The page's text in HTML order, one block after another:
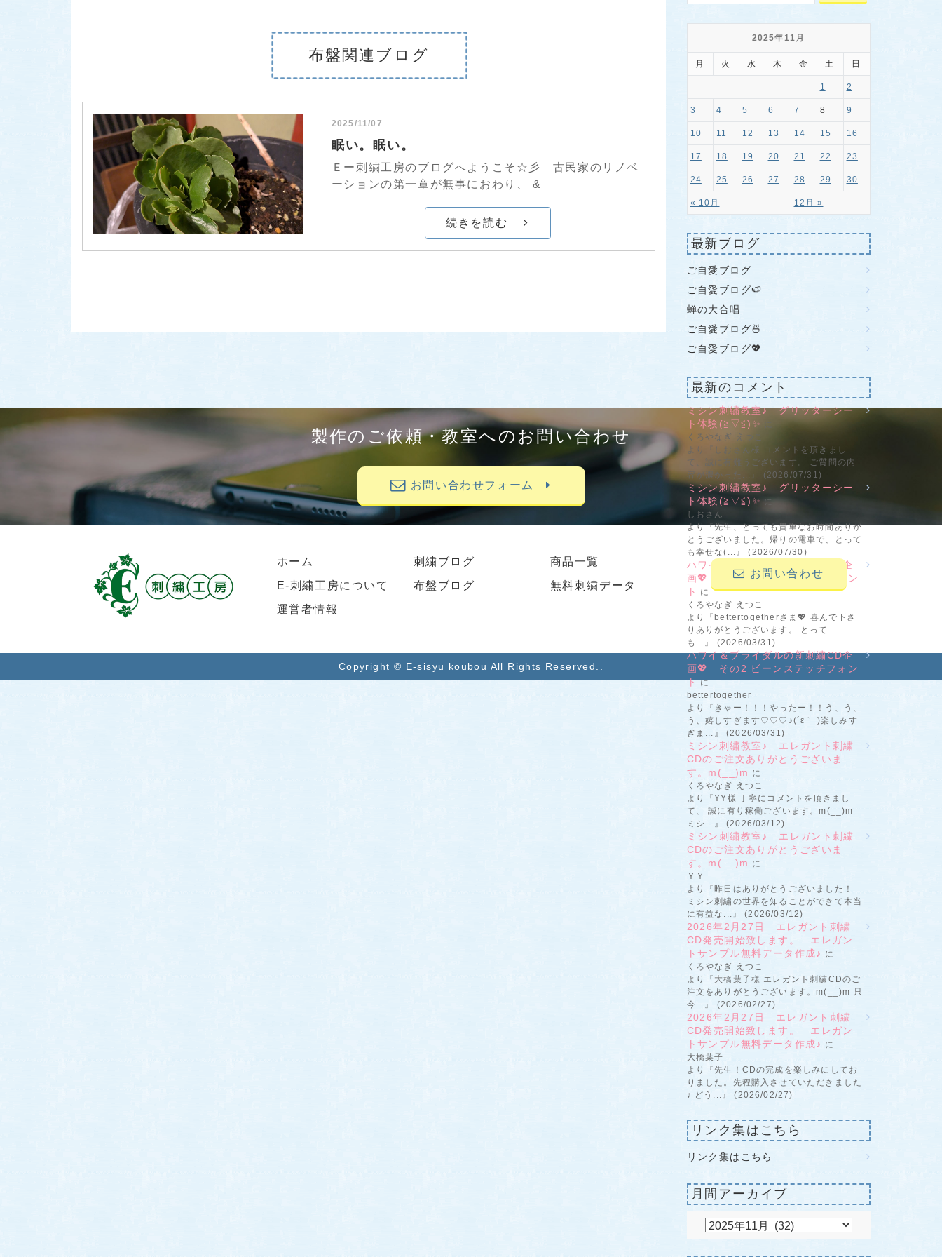
布盤関連ブログ
2025/11/07
眠い。眠い。
Ｅー刺繍工房のブログへようこそ☆彡 古民家のリノベ
ーションの第一章が無事におわり、 &
続きを読む
2025年11月
月 火 水 木 金 土 日
« 10月 12月 »
1 2
3 4 5 6 7 8 9
10 11 12 13 14 15 16
17 18 19 20 21 22 23
24 25 26 27 28 29 30
最新ブログ
ご自愛ブログ
ご自愛ブログ🍉
蝉の大合唱
ご自愛ブログ🍜
ご自愛ブログ💖
最新のコメント
ミシン刺繍教室♪ グリッターシー
ト体験(≧▽≦)✨
くろやなぎ えつこ
より『しおさん様 コメントを頂きまし
て、誠に有難うございます。 ご質問の内
容が濃かった...』 (2026/07/31)
ミシン刺繍教室♪ グリッターシー
ト体験(≧▽≦)✨ に
しおさん
より『先生、とっても貴重なお時間ありが
とうございました。帰りの電車で、とって
も幸せな(...』 (2026/07/30)
ハワイ＆ブライダルの新刺繍CD企
画💖 その2 ビーンステッチフォン
ト
に
くろやなぎ えつこ
より『bettertogetherさま💖 喜んで下さ
りありがとうございます。 とって
も...』 (2026/03/31)
ハワイ＆ブライダルの新刺繍CD企
画💖 その2 ビーンステッチフォン
トに
bettertogether
より『きゃー！！！やったー！！う、う、
う、嬉しすぎます♡♡♡♪(´ε｀ )楽しみす
ぎま...』 (2026/03/31)
ミシン刺繍教室♪ エレガント刺繍
CDのご注文ありがとうございま
す。m(__)m に
くろやなぎ えつこ
より『YY様 丁寧にコメントを頂きまし
て、 誠に有り稼働ございます。m(__)m
ミシ...』 (2026/03/12)
ミシン刺繍教室♪ エレガント刺繍
CDのご注文ありがとうございま
す。m(__)m に
ＹＹ
より『昨日はありがとうございました！
ミシン刺繍の世界を知ることができて本当
に有益な...』 (2026/03/12)
2026年2月27日 エレガント刺繍
CD発売開始致します。 エレガン
トサンプル無料データ作成♪ に
くろやなぎ えつこ
より『大橋葉子様 エレガント刺繍CDのご
注文をありがとうございます。m(__)m 只
今...』 (2026/02/27)
2026年2月27日 エレガント刺繍
CD発売開始致します。 エレガン
トサンプル無料データ作成♪ に
大橋葉子
より『先生！CDの完成を楽しみにしてお
りました。先程購入させていただきました
♪ どう...』 (2026/02/27)
リンク集はこちら
リンク集はこちら
月間アーカイブ
製作のご依頼・教室へのお問い合わせ
お問い合わせフォーム
ホーム
E-刺繍工房について
運営者情報
刺繍ブログ
布盤ブログ
商品一覧
無料刺繍データ
お問い合わせ
Copyright © E-sisyu koubou All Rights Reserved..